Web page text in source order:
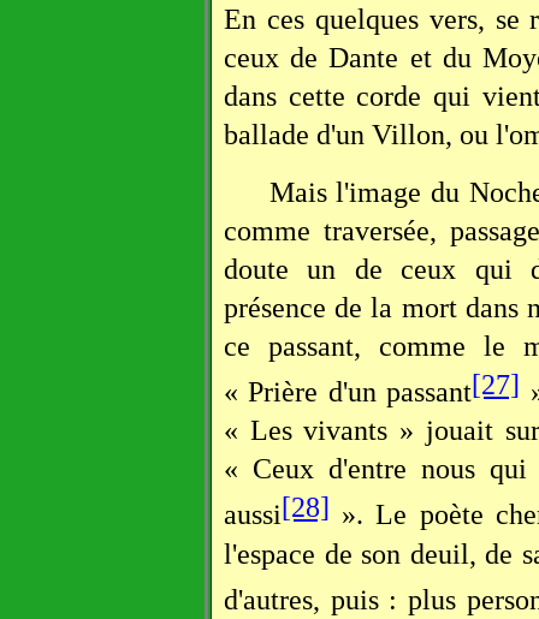
En ces quelques vers,
ceux de Dante et du
dans cette corde qui
ballade d'un Villon, ou
Mais l'image du
comme traversée,
doute un de ceux qui
présence de la mort dans
ce passant, comme le
« Prière d'un passant[27]
« Les vivants » jouait
« Ceux d'entre nous
aussi[28] ». Le poète
l'espace de son deuil, de
d'autres, puis : plus